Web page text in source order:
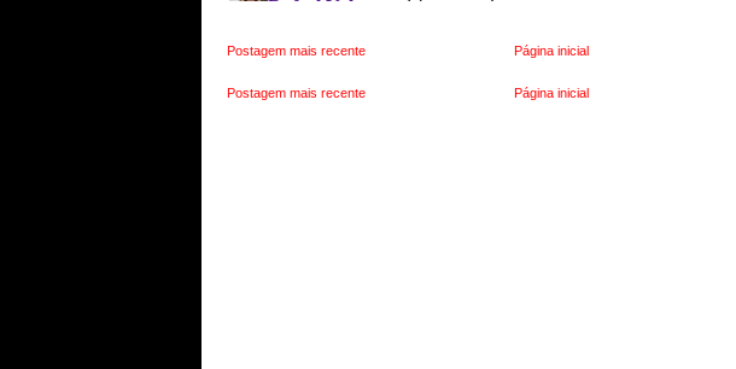
Postagem mais recente Página inicial
Postagem mais recente Página inicial